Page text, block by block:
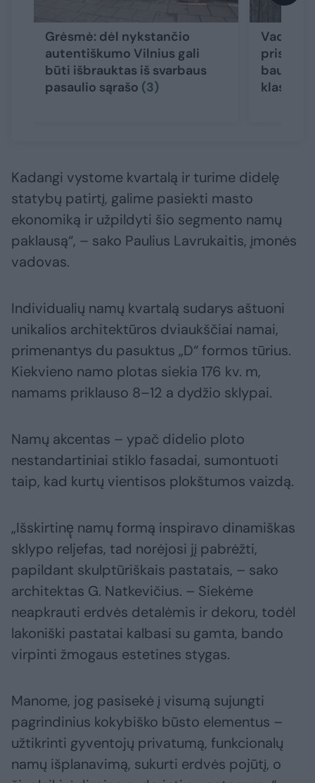
Grėsmė: dėl nykstančio
autentiškumo Vilnius gali
būti išbrauktas iš svarbaus
pasaulio sąrašo (3)
Vadina
baubu
klasikų
Kadangi vystome kvartalą ir turime didelę
statybų patirtį, galime pasiekti masto
ekonomiką ir užpildyti šio segmento namų
paklausą“, – sako Paulius Lavrukaitis, įmonės
vadovas.
Individualių namų kvartalą sudarys aštuoni
unikalios architektūros dviaukščiai namai,
primenantys du pasuktus „D“ formos tūrius.
Kiekvieno namo plotas siekia 176 kv. m,
namams priklauso 8–12 a dydžio sklypai.
Namų akcentas – ypač didelio ploto
nestandartiniai stiklo fasadai, sumontuoti
taip, kad kurtų vientisos plokštumos vaizdą.
„Išskirtinę̨ namų formą inspiravo dinamiškas
sklypo reljefas, tad norėjosi jį pabrėžti,
papildant skulptūriškais pastatais, – sako
architektas G. Natkevičius. – Siekėme
neapkrauti erdvės detalėmis ir dekoru, todėl
lakoniški pastatai kalbasi su gamta, bando
virpinti žmogaus estetines stygas.
Manome, jog pasisekė į visumą sujungti
pagrindinius kokybiško būsto elementus –
užtikrinti gyventojų privatumą, funkcionalų
namų išplanavimą, sukurti erdvės pojūtį, o